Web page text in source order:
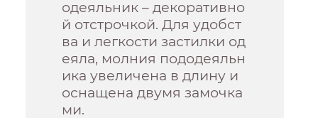
одеяльник – декоративно
й отстрочкой. Для удобст
ва и легкости застилки од
еяла, молния пододеяльн
ика увеличена в длину и
оснащена двумя замочка
ми.